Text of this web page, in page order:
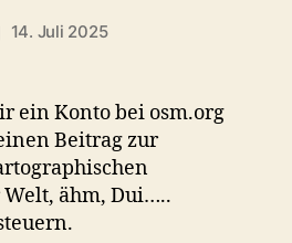
14. Juli 2025
ein Konto bei osm.org
Beitrag zur
ähm, Dui…..